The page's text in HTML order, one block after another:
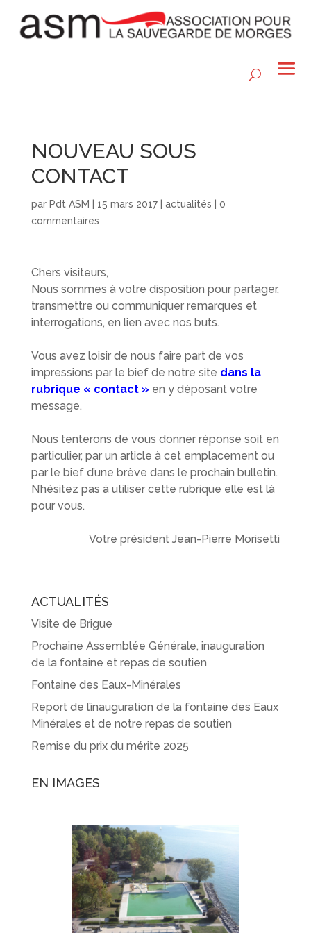
NOUVEAU SOUS
CONTACT
par Pdt ASM 15 mars 2017| actualités
0
commentaires
Chers visiteurs,
Nous sommes à votre disposition pour partager,
transmettre ou communiquer remarques et
interrogations, en lien avec nos buts.
Vous avez loisir de nous faire part de vos
impressions par le bief de notre site dans la
rubrique « contact » en y déposant votre
message.
Nous tenterons de vous donner réponse soit en
particulier, par un article à cet emplacement ou
par le bief d’une brève dans le prochain bulletin.
N’hésitez pas à utiliser cette rubrique elle est là
pour vous.
Votre président Jean-Pierre Morisetti
ACTUALITÉS
Visite de Brigue
Prochaine Assemblée Générale, inauguration
de la fontaine et repas de soutien
Fontaine des Eaux-Minérales
Report de l’inauguration de la fontaine des Eaux
Minérales et de notre repas de soutien
Remise du prix du mérite 2025
EN IMAGES